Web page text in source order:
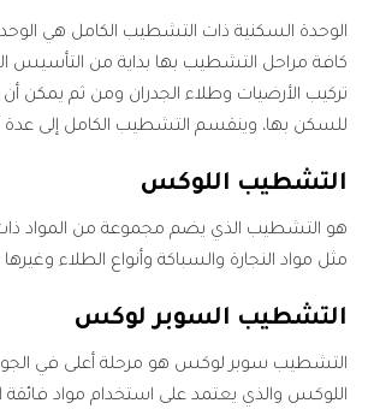
الوحدة السكنية ذات التشطيب الكامل هي الوحدة
كافة مراحل التشطيب بها بداية من التأسيس
تركيب الأرضيات وطلاء الجدران ومن ثم يمكن
للسكن بها، وينقسم التشطيب الكامل إلى عدة
التشطيب اللوكس
هو التشطيب الذي يضم مجموعة من المواد ذات
مثل مواد النجارة والسباكة وأنواع الطلاء
التشطيب السوبر لوكس
التشطيب سوبر لوكس هو مرحلة أعلى في
اللوكس والذي يعتمد على استخدام مواد فائقة